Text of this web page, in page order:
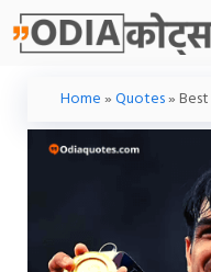
Skip
To
Home»Quotes»